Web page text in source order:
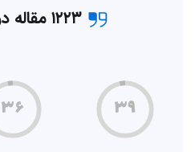
۱۲۲۳ مقاله درستی‌سنجی
۳۹ ۳۶